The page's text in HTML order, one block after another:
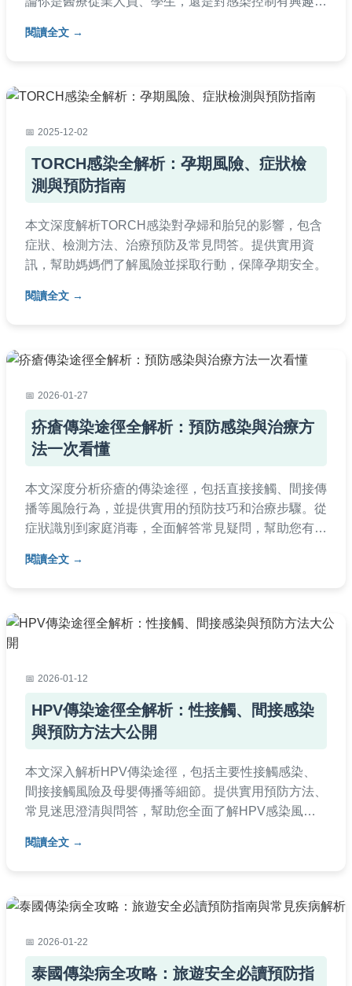
供決策前中後的全部資訊，幫助你快速了解感染管制學
閱讀全文
2025-12-02
TORCH感染全解析：孕期風險、症狀檢
測與預防指南
本文深度解析TORCH感染對孕婦和胎兒的影響，包含
症狀、檢測方法、治療預防及常見問答。提供實用資
訊，幫助媽媽們了解風險並採取行動，保障孕期安全。
閱讀全文
2026-01-27
疥瘡傳染途徑全解析：預防感染與治療方
法一次看懂
本文深度分析疥瘡的傳染途徑，包括直接接觸、間接傳
播等風險行為，並提供實用的預防技巧和治療步驟。從
症狀識別到家庭消毒，全面解答常見疑問，幫助您有效
閱讀全文
2026-01-12
HPV傳染途徑全解析：性接觸、間接感染
與預防方法大公開
本文深入解析HPV傳染途徑，包括主要性接觸感染、
間接接觸風險及母嬰傳播等細節。提供實用預防方法、
常見迷思澄清與問答，幫助您全面了解HPV感染風
俗易懂，適合大眾閱讀。
閱讀全文
2026-01-22
泰國傳染病全攻略：旅遊安全必讀預防指